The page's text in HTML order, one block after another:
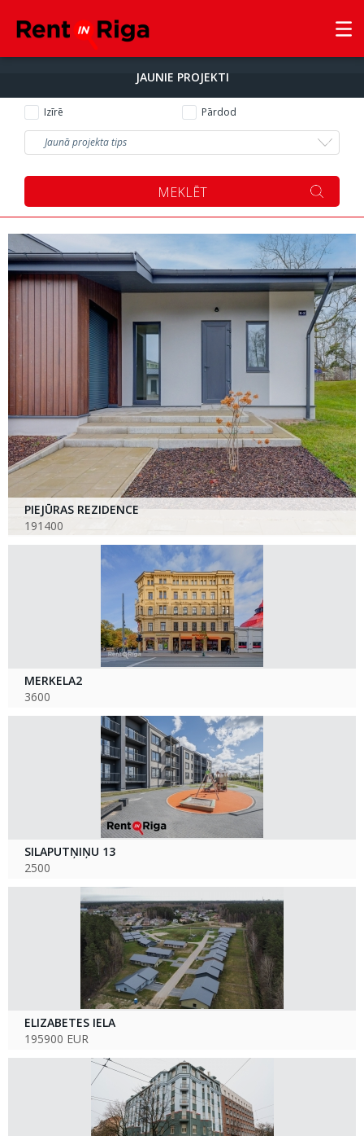
JAUNIE PROJEKTI
Jaunā projekta tips
Izīrē Pārdod
MEKLĒT
PIEJŪRAS REZIDENCE
191400
MERKELA2
3600
SILAPUTŅIŅU 13
2500
ELIZABETES IELA
195900 EUR